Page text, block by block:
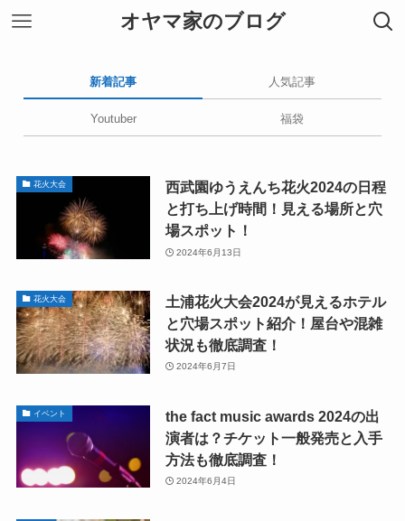
オヤマ家のブログ
新着記事 人気記事
Youtuber 福袋
花火大会
西武園ゆうえんち花火2024の日程
と打ち上げ時間！見える場所と穴
場スポット！
2024年6月13日
花火大会
土浦花火大会2024が見えるホテル
と穴場スポット紹介！屋台や混雑
状況も徹底調査！
2024年6月7日
イベント
the fact music awards 2024の出
演者は？チケット一般発売と入手
方法も徹底調査！
2024年6月4日